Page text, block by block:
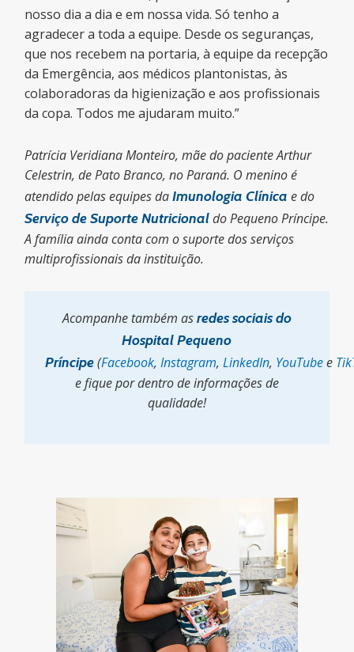
nosso dia a dia e em nossa vida. Só tenho a
agradecer a toda a equipe. Desde os seguranças,
que nos recebem na portaria, à equipe da recepção
da Emergência, aos médicos plantonistas, às
colaboradoras da higienização e aos profissionais
da copa. Todos me ajudaram muito.”
Patrícia Veridiana Monteiro, mãe do paciente Arthur
Celestrin, de Pato Branco, no Paraná. O menino é
atendido pelas equipes daImunologia Clínica e do
Serviço de Suporte Nutricionaldo Pequeno Príncipe.
A família aindaconta com o suporte dos serviços
multiprofissionais da instituição.
Acompanhe também asredes sociais do
Hospital Pequeno
Príncipe(Facebook,Instagram,LinkedIn, YouTubee
e fique por dentro de informações de
qualidade!